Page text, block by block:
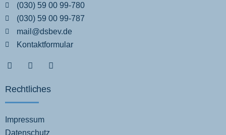
(030) 59 00 99-780
(030) 59 00 99-787
mail@dsbev.de
Kontaktformular
Rechtliches
Impressum
Datenschutz